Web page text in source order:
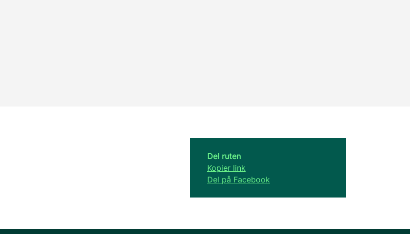
Del ruten
Kopier link
Del på Facebook